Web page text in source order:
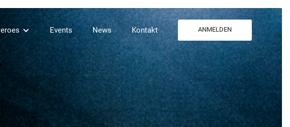
Events News Kontakt ANMELDEN